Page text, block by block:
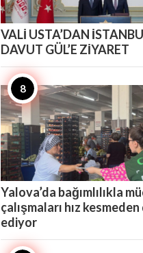
VALİ USTA’DAN
DAVUT GÜL’E ZİYARET
Yalova’da bağımlılıkla
çalışmaları hız
ediyor